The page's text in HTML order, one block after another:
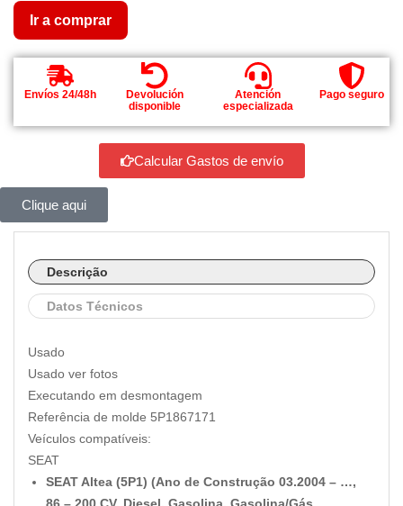
Ir a comprar
Envíos 24/48h
Devolución
disponible
Atención
especializada
Pago seguro
Calcular Gastos de envío
Clique aqui
Descrição
Datos Técnicos
Usado
Usado ver fotos
Executando em desmontagem
Referência de molde 5P1867171
Veículos compatíveis:
SEAT
SEAT Altea (5P1) (Ano de Construção 03.2004 – …,